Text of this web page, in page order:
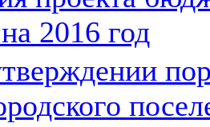
2016 год